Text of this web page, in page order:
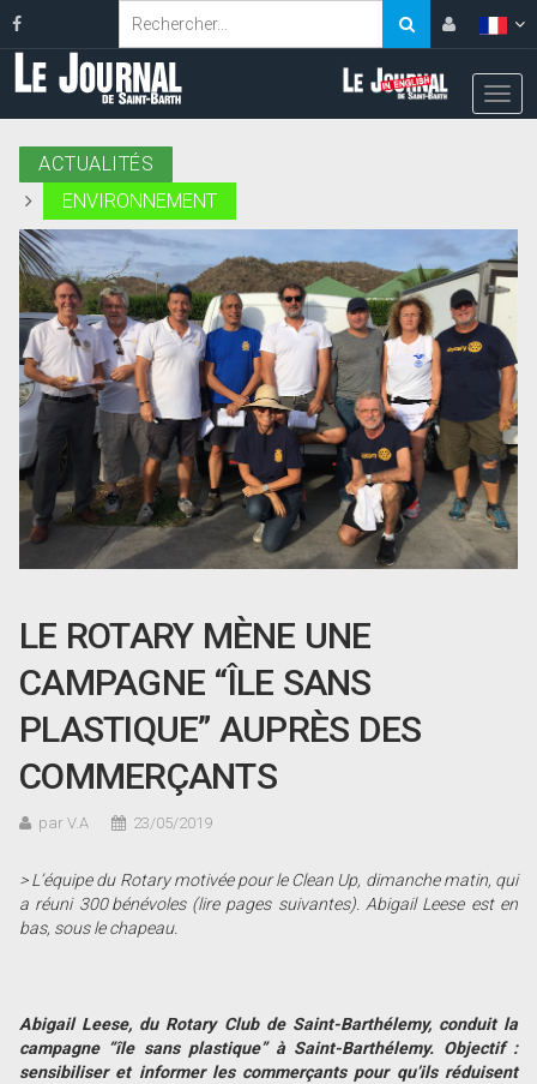
ACTUALITÉS
ENVIRONNEMENT
LE ROTARY MÈNE UNE
CAMPAGNE “ÎLE SANS
PLASTIQUE” AUPRÈS DES
COMMERÇANTS
par V.A 23/05/2019
> L ’équipe du Rotary motivée pour le Clean Up, dimanche matin, qui
a réuni 300 bénévoles (lire pages suivantes). Abigail Leese est en
bas, sous le chapeau.
Abigail Leese, du Rotary Club de Saint-Barthélemy, conduit la
campagne “île sans plastique”à Saint-Barthélemy. Objectif :
sensibiliser et informer les commerçants pour qu’ils réduisent